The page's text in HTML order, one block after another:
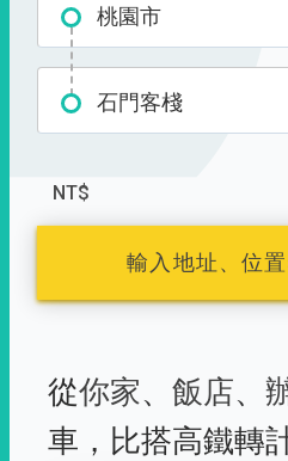
桃園市
石門客棧
NT$
輸入地址、位
從你家、 飯店、
車， 比搭高鐵轉